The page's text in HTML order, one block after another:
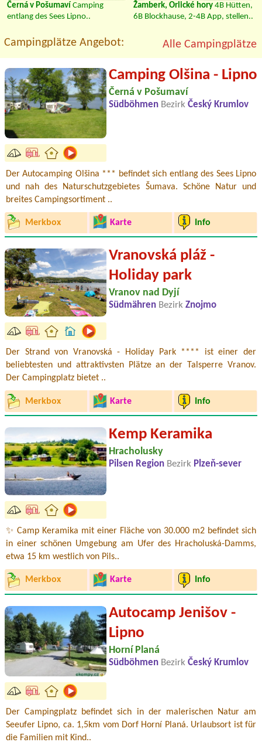
Černá v Pošumaví Camping
entlang des Sees Lipno..
Žamberk, Orlické hory 4B Hütten,
6B Blockhause, 2-4B App, stellen..
Campingplätze Angebot: Alle Campingplätze
Camping Olšina - Lipno
Černá v Pošumaví
Südböhmen Bezirk Český Krumlov
Der Autocamping Olšina *** befindet sich entlang des Sees Lipno
und nah des Naturschutzgebietes Šumava. Schöne Natur und
breites Campingsortiment ..
Merkbox Karte Info
Vranovská pláž -
Holiday park
Vranov nad Dyjí
Südmähren Bezirk Znojmo
Der Strand von Vranovská - Holiday Park **** ist einer der
beliebtesten und attraktivsten Plätze an der Talsperre Vranov.
Der Campingplatz bietet ..
Merkbox Karte Info
Kemp Keramika
Hracholusky
Pilsen Region Bezirk Plzeň-sever
✨ Camp Keramika mit einer Fläche von 30.000 m2 befindet sich
in einer schönen Umgebung am Ufer des Hracholuská-Damms,
etwa 15 km westlich von Pils..
Merkbox Karte Info
Autocamp Jenišov -
Lipno
Horní Planá
Südböhmen Bezirk Český Krumlov
Der Campingplatz befindet sich in der malerischen Natur am
Seeufer Lipno, ca. 1,5km vom Dorf Horní Planá. Urlaubsort ist für
die Familien mit Kind..